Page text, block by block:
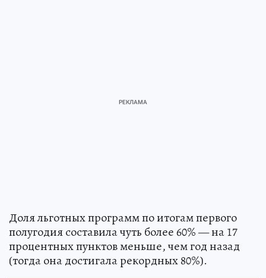
Доля льготных программ по итогам первого
полугодия составила чуть более 60% — на 17
процентных пунктов меньше, чем год назад
(тогда она достигала рекордных 80%).